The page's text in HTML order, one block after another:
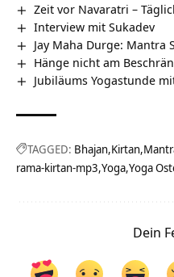
Zeit vor Navaratri –
Interview mit Sukadev
Jay Maha Durge: Mantra
Hänge nicht am
Jubiläums Yogastunde
TAGGED: Bhajan Kirtan
rama-kirtan-mp3 Yoga Yoga
Dein